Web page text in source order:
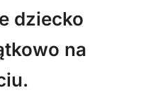
dziecko
na